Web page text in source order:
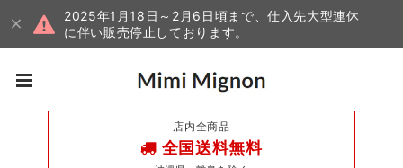
2025年1月18日～2月6日頃まで、仕入先大型連休
に伴い販売停止しております。
店内全商品
全国送料無料